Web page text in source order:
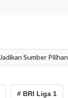
Jadikan Sumber Pilihan
# BRI Liga 1